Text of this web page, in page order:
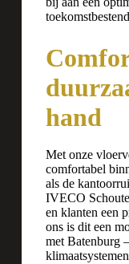
hand
Met onze
comfortabel
als de
IVECO
en klanten een
ons is dit een
met Batenburg